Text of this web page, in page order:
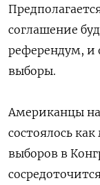
соглашение
референдум, и
выборы.
Американцы
состоялось
выборов в